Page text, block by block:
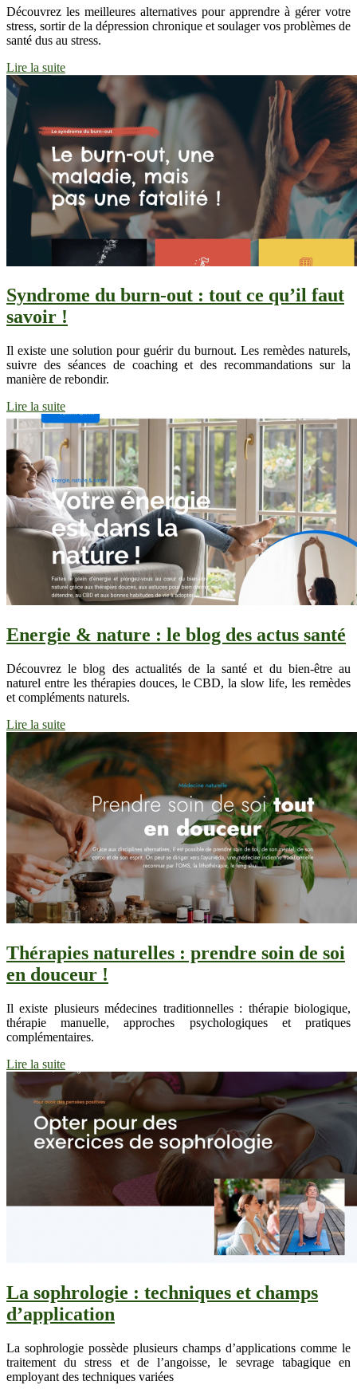
Découvrez les meilleures alternatives pour apprendre à gérer votre
stress, sortir de la dépression chronique et soulager vos problèmes de
santé dus au stress.
Lire la suite
Syndrome du burn-out : tout ce qu’il faut
savoir !
Il existe une solution pour guérir du burnout. Les remèdes naturels,
suivre des séances de coaching et des recommandations sur la
manière de rebondir.
Lire la suite
Energie & nature : le blog des actus santé
Découvrez le blog des actualités de la santé et du bien-être au
naturel entre les thérapies douces, le CBD, la slow life, les remèdes
et compléments naturels.
Lire la suite
Thérapies naturelles : prendre soin de soi
en douceur !
Il existe plusieurs médecines traditionnelles : thérapie biologique,
thérapie manuelle, approches psychologiques et pratiques
complémentaires.
Lire la suite
La sophrologie : techniques et champs
d’application
La sophrologie possède plusieurs champs d’applications comme le
traitement du stress et de l’angoisse, le sevrage tabagique en
employant des techniques variées